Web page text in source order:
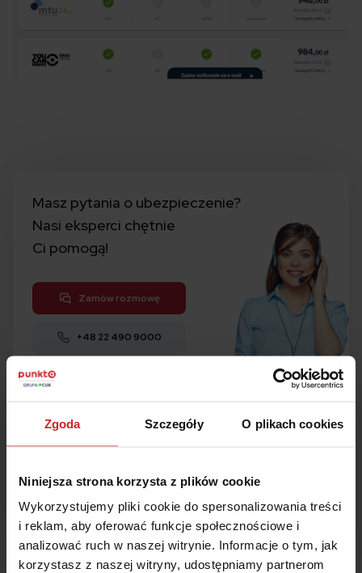
Zgoda Szczegóły O plikach cookies
Niniejsza strona korzysta z plików cookie
Wykorzystujemy pliki cookie do spersonalizowania treści
i reklam, aby oferować funkcje społecznościowe i
analizować ruch w naszej witrynie. Informacje o tym, jak
korzystasz z naszej witryny, udostępniamy partnerom
Masz pytania o ubezpieczenie?
Nasi eksperci chętnie
Ci pomogą!
Zamów rozmowę
+48 22 490 9000
Oblicz składkę